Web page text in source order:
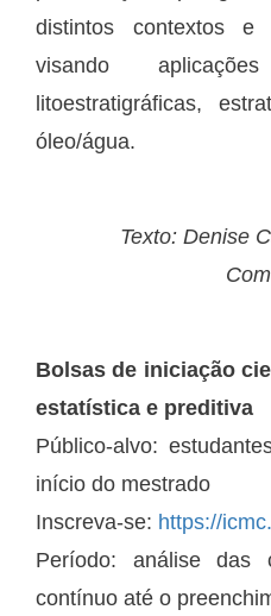
distintos contextos e
visando
litoestratigráficas,
óleo/água.
Texto: Denise
Bolsas de iniciação
estatística e preditiva
Público-alvo:
início do mestrado
Inscreva-se: https://
Período: análise das
contínuo até o